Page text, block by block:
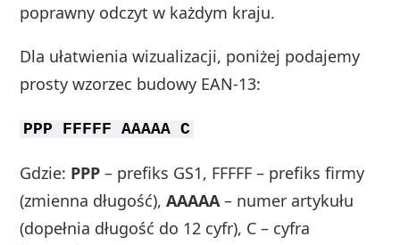
poprawny odczyt w każdym kraju.
Dla ułatwienia wizualizacji, poniżej podajemy
prosty wzorzec budowy EAN-13:
PPP FFFFF AAAAA C
Gdzie: PPP – prefiks GS1, FFFFF – prefiks firmy
(zmienna długość),AAAAA– numer artykułu
(dopełnia długość do 12 cyfr), C – cyfra